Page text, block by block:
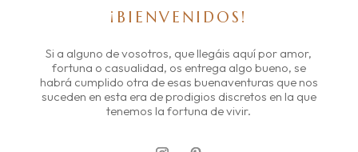
¡BIENVENIDOS!
Si a alguno de vosotros, que llegáis aquí por amor,
fortuna o casualidad, os entrega algo bueno, se
habrá cumplido otra de esas buenaventuras que nos
suceden en esta era de prodigios discretos en la que
tenemos la fortuna de vivir.